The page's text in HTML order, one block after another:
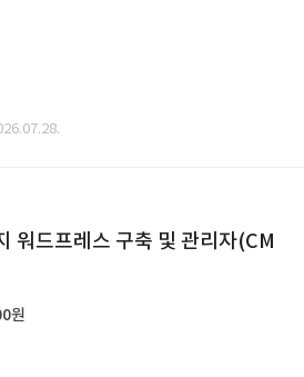
워드프레스 구축 및 관리자(CM
원